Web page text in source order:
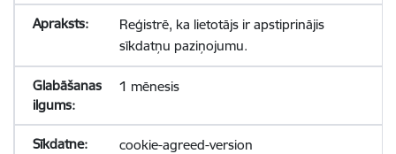
Reģistrē, ka lietotājs ir apstiprinājis
sīkdatņu paziņojumu.
1 mēnesis
cookie-agreed-version